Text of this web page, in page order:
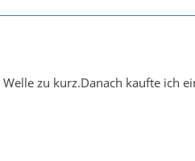
zu kurz.Danach kaufte ich